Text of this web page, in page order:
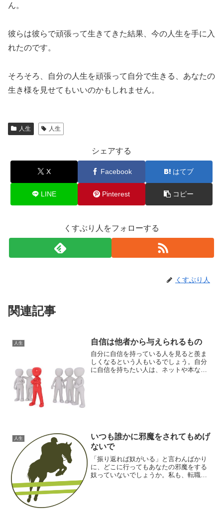
ん。
彼らは彼らで頑張って生きてきた結果、今の人生を手に入
れたのです。
そろそろ、自分の人生を頑張って自分で生きる、あなたの
生き様を見せてもいいのかもしれません。
人生 人生
シェアする
X Facebook はてブ
LINE Pinterest コピー
くすぶり人をフォローする
くすぶり人
関連記事
人生 自信は他者から与えられるもの
自分に自信を持っている人を見ると羨ま
しくなるという人もいるでしょう。自分
に自信を持ちたい人は、ネットや本など
人生
いつも誰かに邪魔をされてもめげ
ないで
「振り返れば奴がいる」と言わんばかり
に、どこに行ってもあなたの邪魔をする
奴っていないでしょうか。私も、転職し